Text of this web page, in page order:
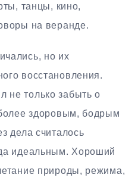
танцы, кино,
на веранде.
но их
восстановления.
только забыть о
здоровым, бодрым
дела считалось
идеальным. Хороший
природы, режима,